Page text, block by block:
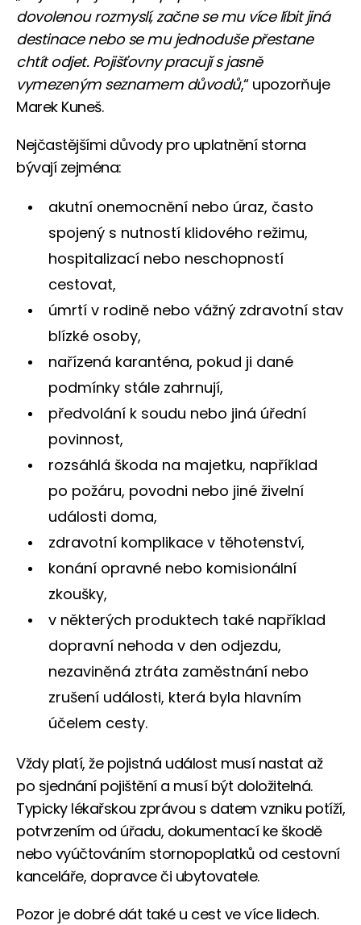
dovolenou rozmyslí, začne se mu více líbit jiná
destinace nebo se mu jednoduše přestane
chtít odjet. Pojišťovny pracují s jasně
vymezeným seznamem důvodů,“ upozorňuje
Marek Kuneš.
Nejčastějšími důvody pro uplatnění storna
bývají zejména:
akutní onemocnění nebo úraz, často
spojený s nutností klidového režimu,
hospitalizací nebo neschopností
cestovat,
úmrtí v rodině nebo vážný zdravotní stav
blízké osoby,
nařízená karanténa, pokud ji dané
podmínky stále zahrnují,
předvolání k soudu nebo jiná úřední
povinnost,
rozsáhlá škoda na majetku, například
po požáru, povodni nebo jiné živelní
události doma,
zdravotní komplikace v těhotenství,
konání opravné nebo komisionální
zkoušky,
v některých produktech také například
dopravní nehoda v den odjezdu,
nezaviněná ztráta zaměstnání nebo
zrušení události, která byla hlavním
účelem cesty.
Vždy platí, že pojistná událost musí nastat až
po sjednání pojištění a musí být doložitelná.
Typicky lékařskou zprávou s datem vzniku potíží,
potvrzením od úřadu, dokumentací ke škodě
nebo vyúčtováním stornopoplatků od cestovní
kanceláře, dopravce či ubytovatele.
Pozor je dobré dát také u cest ve více lidech.